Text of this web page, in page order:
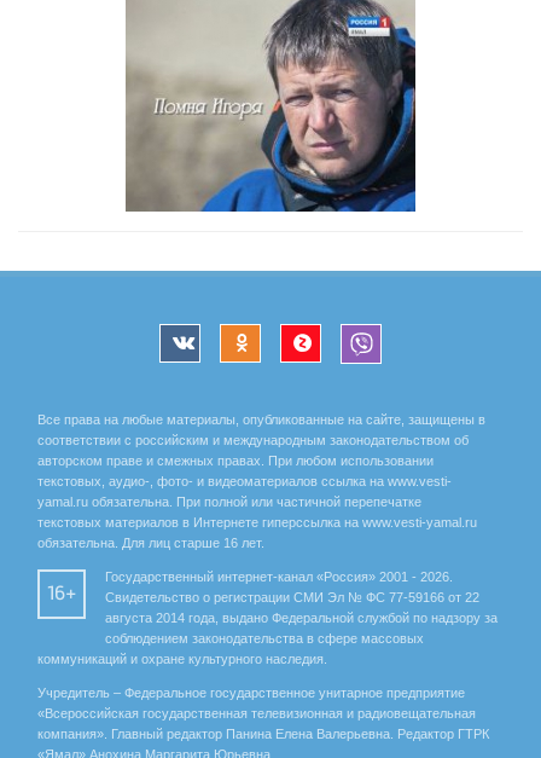
Все права на любые материалы, опубликованные на сайте, защищены в
соответствии с российским и международным законодательством об
авторском праве и смежных правах. При любом использовании
текстовых, аудио-, фото- и видеоматериалов ссылка на www.vesti-
yamal.ru обязательна. При полной или частичной перепечатке
текстовых материалов в Интернете гиперссылка на www.vesti-yamal.ru
обязательна. Для лиц старше 16 лет.
16+
Государственный интернет-канал «Россия» 2001 - 2026.
Свидетельство о регистрации СМИ Эл № ФС 77-59166 от 22
августа 2014 года, выдано Федеральной службой по надзору за
соблюдением законодательства в сфере массовых
коммуникаций и охране культурного наследия.
Учредитель – Федеральное государственное унитарное предприятие
«Всероссийская государственная телевизионная и радиовещательная
компания». Главный редактор Панина Елена Валерьевна. Редактор ГТРК
«Ямал» Анохина Маргарита Юрьевна.